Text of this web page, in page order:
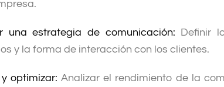
una estrategia de comunicación: Definir
y la forma de interacción con los clientes.
optimizar: Analizar el rendimiento de la